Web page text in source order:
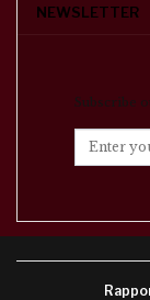
NEWSLETTER
Subscribe